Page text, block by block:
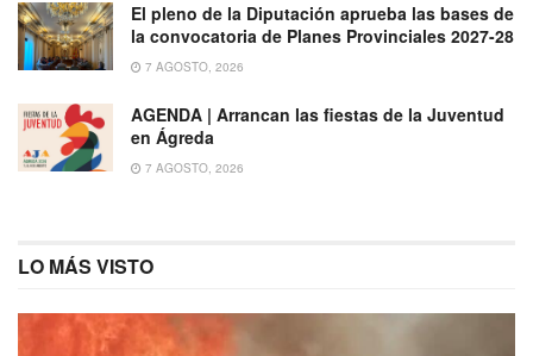
El pleno de la Diputación aprueba las bases de
la convocatoria de Planes Provinciales 2027-28
7 AGOSTO, 2026
AGENDA | Arrancan las fiestas de la Juventud
en Ágreda
7 AGOSTO, 2026
LO MÁS VISTO